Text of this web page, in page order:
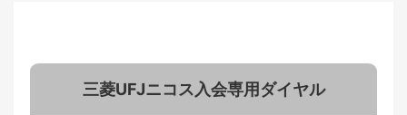
三菱UFJニコス入会専用ダイヤル